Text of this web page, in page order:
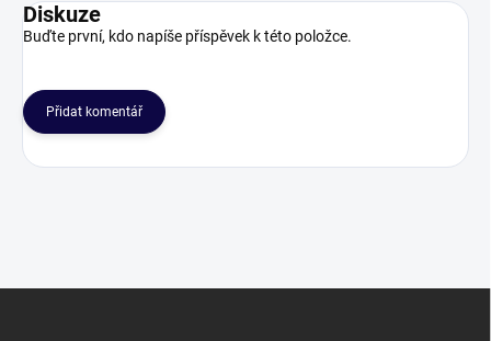
Diskuze
Buďte první, kdo napíše příspěvek k této položce.
Přidat komentář